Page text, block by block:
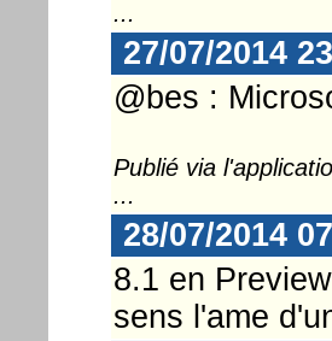
...
27/07/2014
@bes :
Publié via
...
28/07/2014
8.1 en
sens l'ame